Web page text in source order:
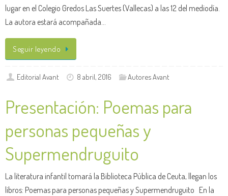
lugar en el Colegio Gredos Las Suertes (Vallecas) a las 12 del mediodía.
La autora estará acompañada…
Seguir leyendo
Editorial Avant 8 abril, 2016 Autores Avant
Presentación: Poemas para
personas pequeñas y
Supermendruguito
La literatura infantil tomará la Biblioteca Pública de Ceuta, llegan los
libros: Poemas para personas pequeñas y Supermendruguito En la